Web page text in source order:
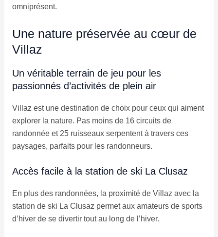
omniprésent.
Une nature préservée au cœur de
Villaz
Un véritable terrain de jeu pour les
passionnés d’activités de plein air
Villaz est une destination de choix pour ceux qui aiment
explorer la nature. Pas moins de 16 circuits de
randonnée et 25 ruisseaux serpentent à travers ces
paysages, parfaits pour les randonneurs.
Accès facile à la station de ski La Clusaz
En plus des randonnées, la proximité de Villaz avec la
station de ski La Clusaz permet aux amateurs de sports
d’hiver de se divertir tout au long de l’hiver.